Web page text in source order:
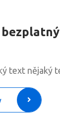
text nějaký